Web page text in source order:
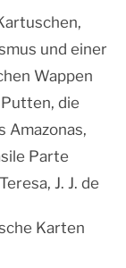
und einer
Wappen
die
Amazonas,
Parte
J. J. de
Karten